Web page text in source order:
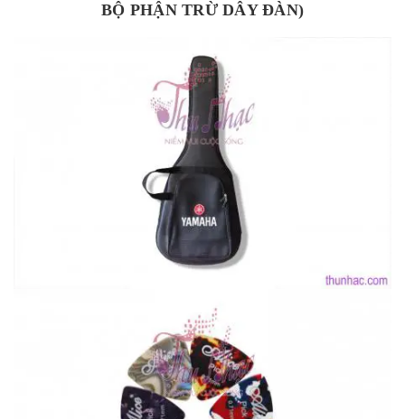
BỘ PHẬN TRỪ DÂY ĐÀN)